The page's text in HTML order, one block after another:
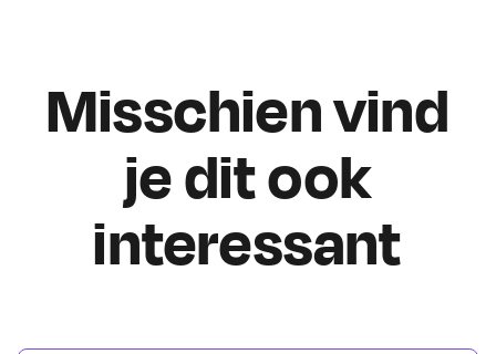
Misschien vind
je dit ook
interessant